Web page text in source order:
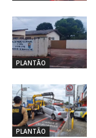
PLANTÃO
PLANTÃO